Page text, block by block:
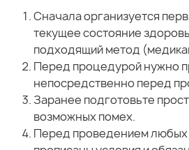
Сначала организуется
текущее состояние
подходящий метод
Перед процедурой нужно
непосредственно перед
Заранее подготовьте
возможных помех.
Перед проведением любых